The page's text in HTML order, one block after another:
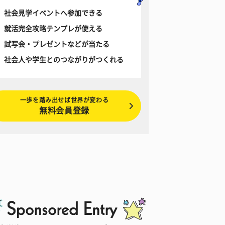
社会見学イベントへ参加できる
就活完全攻略テンプレが使える
試写会・プレゼントなどが当たる
社会人や学生とのつながりがつくれる
一歩を踏み出せば世界が変わる
無料会員登録